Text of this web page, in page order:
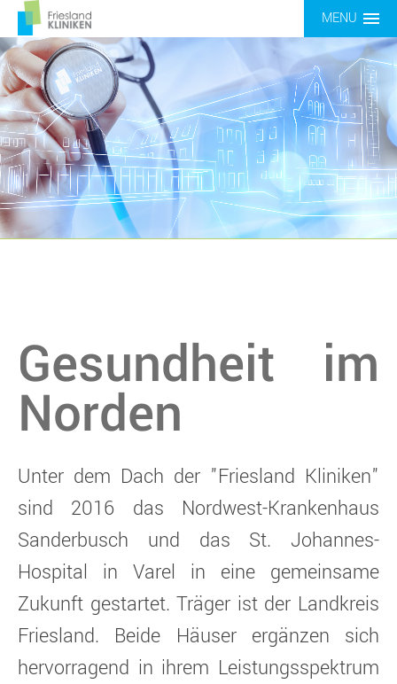
MENU
Gesundheit im
Norden
Unter dem Dach der "Friesland Kliniken"
sind 2016 das Nordwest-Krankenhaus
Sanderbusch und das St. Johannes-
Hospital in Varel in eine gemeinsame
Zukunft gestartet. Träger ist der Landkreis
Friesland. Beide Häuser ergänzen sich
hervorragend in ihrem Leistungsspektrum